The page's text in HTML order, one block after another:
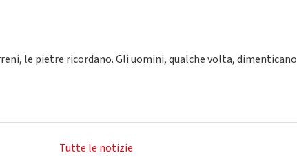
le pietre ricordano. Gli uomini, qualche volta, dimenticano
Tutte le notizie